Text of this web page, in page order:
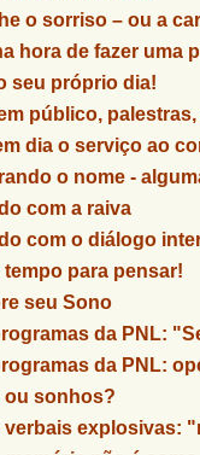
o sorriso – ou a
hora de fazer uma
seu próprio dia!
público,
dia o serviço ao
o nome -
com a raiva
com o diálogo
tempo para pensar!
seu Sono
da PNL:
da PNL:
ou sonhos?
verbais explosivas: